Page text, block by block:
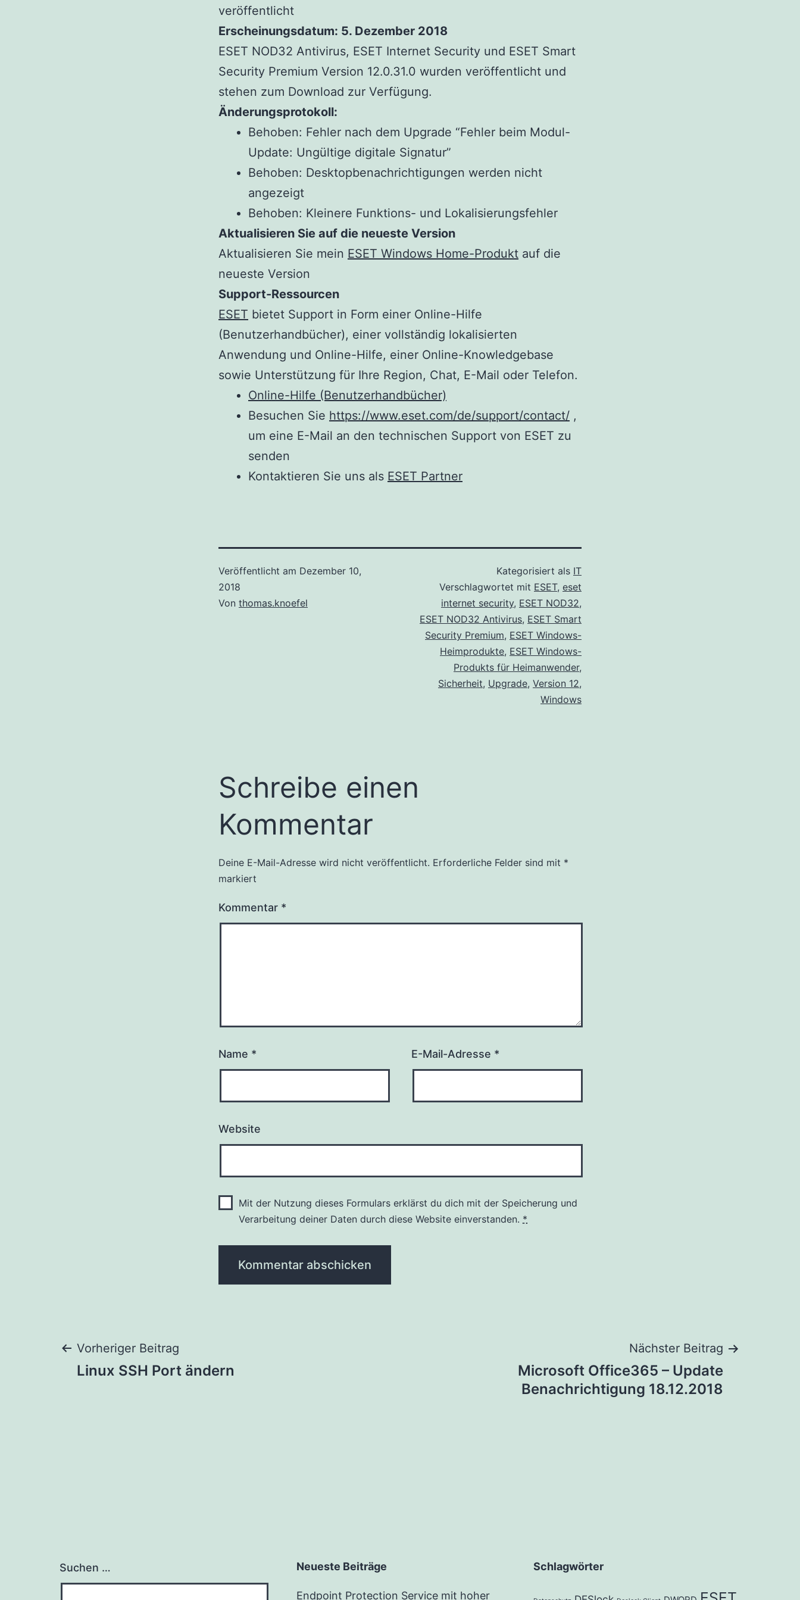
veröffentlicht
Erscheinungsdatum: 5. Dezember 2018
ESET NOD32 Antivirus, ESET Internet Security und ESET Smart
Security Premium Version 12.0.31.0 wurden veröffentlicht und
stehen zum Download zur Verfügung.
Änderungsprotokoll:
Behoben: Fehler nach dem Upgrade “Fehler beim Modul-
Update: Ungültige digitale Signatur”
Behoben: Desktopbenachrichtigungen werden nicht
angezeigt
Behoben: Kleinere Funktions- und Lokalisierungsfehler
Aktualisieren Sie auf die neueste Version
Aktualisieren Sie mein ESET Windows Home-Produkt auf die
neueste Version
Support-Ressourcen
ESET bietet Support in Form einer Online-Hilfe
(Benutzerhandbücher), einer vollständig lokalisierten
Anwendung und Online-Hilfe, einer Online-Knowledgebase
sowie Unterstützung für Ihre Region, Chat, E-Mail oder Telefon.
Online-Hilfe (Benutzerhandbücher)
Besuchen Sie https://www.eset.com/de/support/contact/ ,
um eine E-Mail an den technischen Support von ESET zu
senden
Kontaktieren Sie uns als ESET Partner
Veröffentlicht am Dezember 10,
2018
Von thomas.knoefel
Kategorisiert als IT
Verschlagwortet mit ESET, eset
internet security, ESET NOD32,
ESET NOD32 Antivirus, ESET Smart
Security Premium, ESET Windows-
Heimprodukte, ESET Windows-
Produkts für Heimanwender,
Sicherheit, Upgrade, Version 12,
Windows
Schreibe einen
Kommentar
Deine E-Mail-Adresse wird nicht veröffentlicht. Erforderliche Felder sind mit *
markiert
Kommentar *
Name * E-Mail-Adresse *
Website
Mit der Nutzung dieses Formulars erklärst du dich mit der Speicherung und
Verarbeitung deiner Daten durch diese Website einverstanden. *
Alternative:
Beitragsnavigation
Vorheriger Beitrag
Linux SSH Port ändern
Nächster Beitrag
Microsoft Office365 – Update
Benachrichtigung 18.12.2018
Suchen … Neueste Beiträge
Endpoint Protection Service mit hoher
Schlagwörter